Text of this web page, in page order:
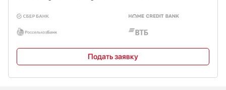
Подать заявку